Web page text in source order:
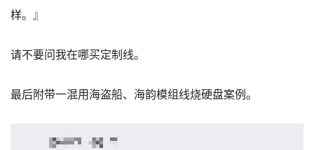
样。』
请不要问我在哪买定制线。
最后附带一混用海盗船、海韵模组线烧硬盘案例。